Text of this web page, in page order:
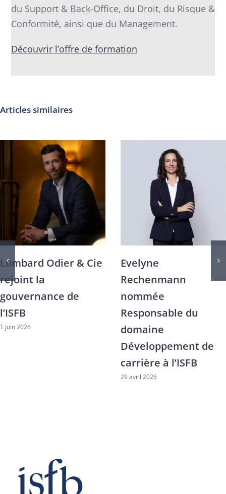
du Support & Back-Office, du Droit, du Risque &
Conformité, ainsi que du Management.
Découvrir l’offre de formation
Articles similaires
Lombard Odier & Cie
rejoint la
gouvernance de
l’ISFB
1 juin 2026
Evelyne
Rechenmann
nommée
Responsable du
domaine
Développement de
carrière à l’ISFB
29 avril 2026